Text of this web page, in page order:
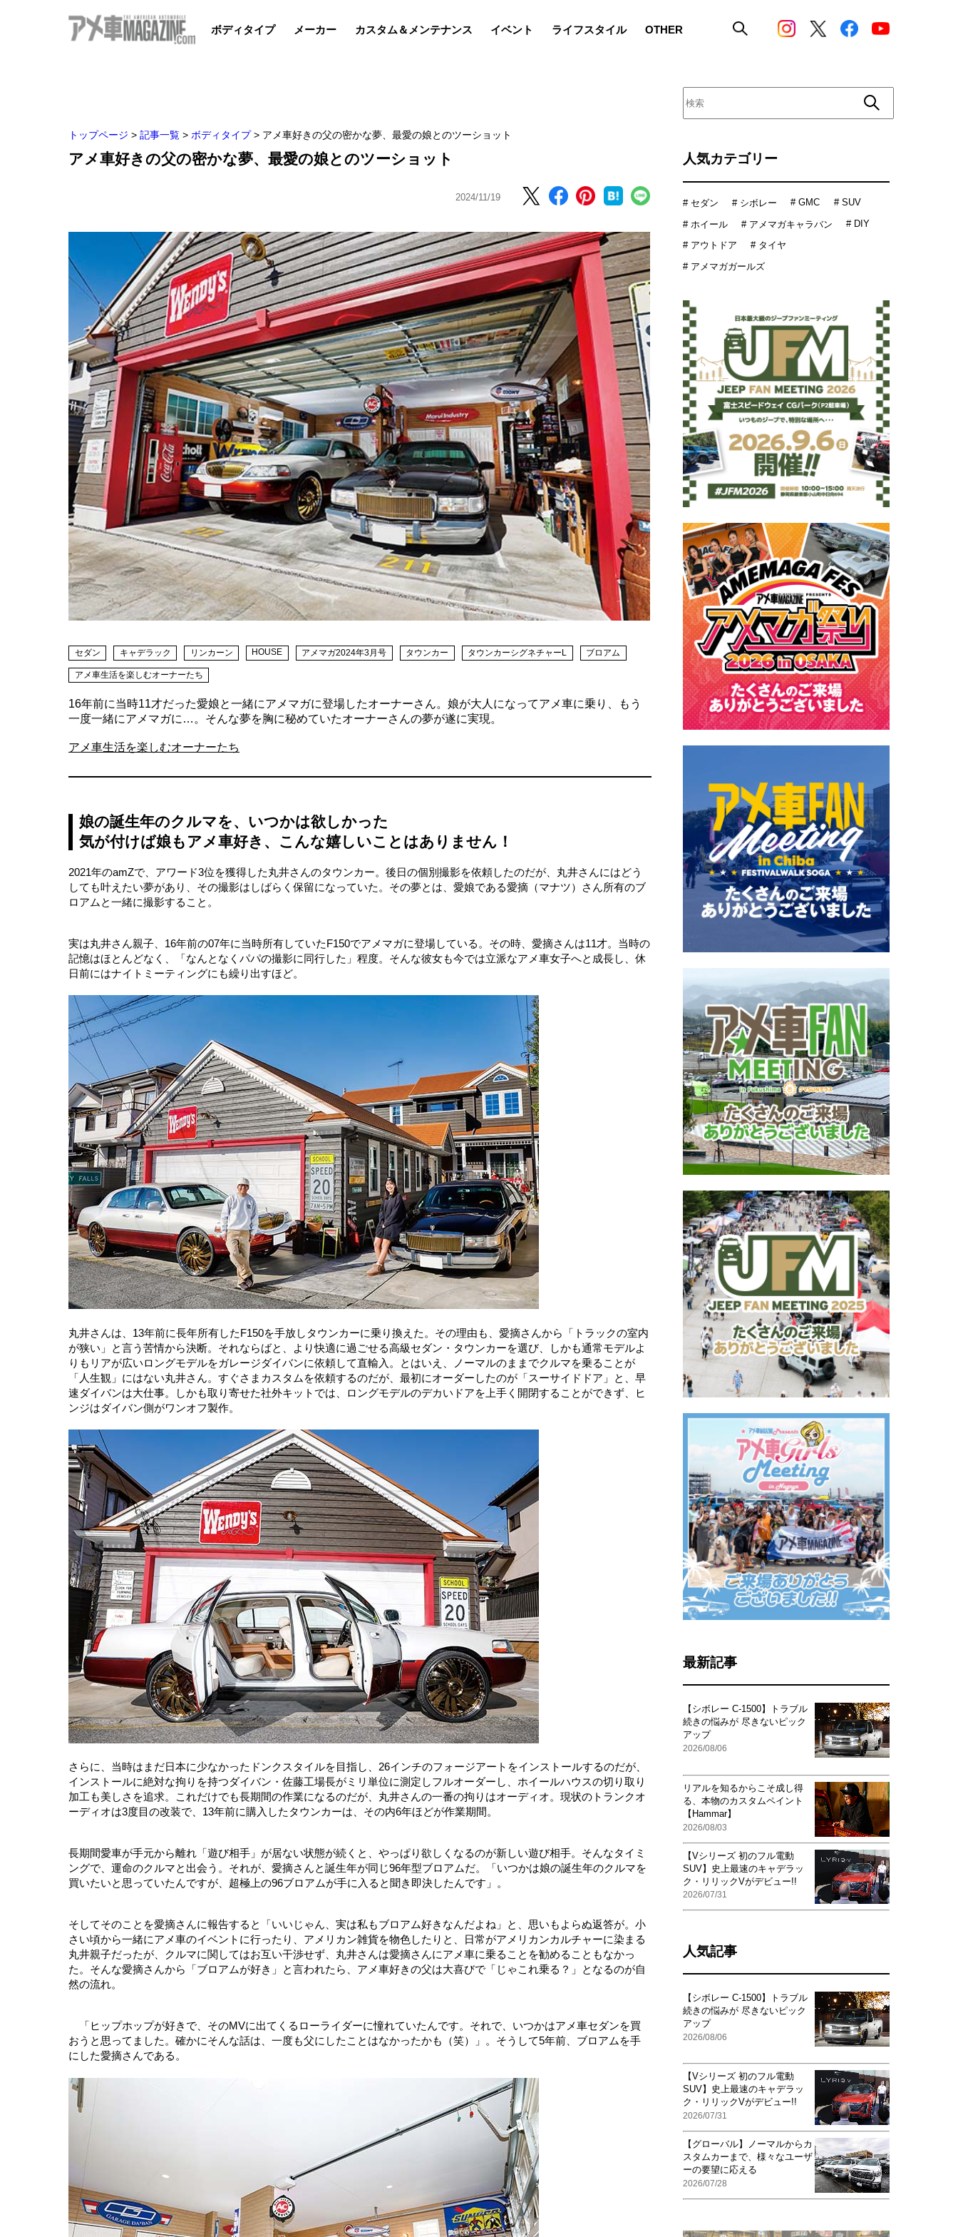
ボディタイプ メーカー カスタム＆メンテナンス イベント ライフスタイル OTHER
トップページ > 記事一覧 > ボディタイプ > アメ車好きの父の密かな夢、最愛の娘とのツーショット
アメ車好きの父の密かな夢、最愛の娘とのツーショット
2024/11/19
セダン キャデラック リンカーン HOUSE アメマガ2024年3月号 タウンカー タウンカーシグネチャーL ブロアム
アメ車生活を楽しむオーナーたち
16年前に当時11才だった愛娘と一緒にアメマガに登場したオーナーさん。娘が大人になってアメ車に乗り、もう
一度一緒にアメマガに…。そんな夢を胸に秘めていたオーナーさんの夢が遂に実現。
アメ車生活を楽しむオーナーたち
娘の誕生年のクルマを、いつかは欲しかった
気が付けば娘もアメ車好き、こんな嬉しいことはありません！
2021年のamZで、アワード3位を獲得した丸井さんのタウンカー。後日の個別撮影を依頼したのだが、丸井さんにはどう
しても叶えたい夢があり、その撮影はしばらく保留になっていた。その夢とは、愛娘である愛摘（マナツ）さん所有のブ
ロアムと一緒に撮影すること。
実は丸井さん親子、16年前の07年に当時所有していたF150でアメマガに登場している。その時、愛摘さんは11才。当時の
記憶はほとんどなく、「なんとなくパパの撮影に同行した」程度。そんな彼女も今では立派なアメ車女子へと成長し、休
日前にはナイトミーティングにも繰り出すほど。
丸井さんは、13年前に長年所有したF150を手放しタウンカーに乗り換えた。その理由も、愛摘さんから「トラックの室内
が狭い」と言う苦情から決断。それならばと、より快適に過ごせる高級セダン・タウンカーを選び、しかも通常モデルよ
りもリアが広いロングモデルをガレージダイバンに依頼して直輸入。とはいえ、ノーマルのままでクルマを乗ることが
「人生観」にはない丸井さん。すぐさまカスタムを依頼するのだが、最初にオーダーしたのが「スーサイドドア」と、早
速ダイバンは大仕事。しかも取り寄せた社外キットでは、ロングモデルのデカいドアを上手く開閉することができず、ヒ
ンジはダイバン側がワンオフ製作。
さらに、当時はまだ日本に少なかったドンクスタイルを目指し、26インチのフォージアートをインストールするのだが、
インストールに絶対な拘りを持つダイバン・佐藤工場長がミリ単位に測定しフルオーダーし、ホイールハウスの切り取り
加工も美しさを追求。これだけでも長期間の作業になるのだが、丸井さんの一番の拘りはオーディオ。現状のトランクオ
ーディオは3度目の改装で、13年前に購入したタウンカーは、その内6年ほどが作業期間。
長期間愛車が手元から離れ「遊び相手」が居ない状態が続くと、やっぱり欲しくなるのが新しい遊び相手。そんなタイミ
ングで、運命のクルマと出会う。それが、愛摘さんと誕生年が同じ96年型ブロアムだ。「いつかは娘の誕生年のクルマを
買いたいと思っていたんですが、超極上の96ブロアムが手に入ると聞き即決したんです」。
そしてそのことを愛摘さんに報告すると「いいじゃん、実は私もブロアム好きなんだよね」と、思いもよらぬ返答が。小
さい頃から一緒にアメ車のイベントに行ったり、アメリカン雑貨を物色したりと、日常がアメリカンカルチャーに染まる
丸井親子だったが、クルマに関してはお互い干渉せず、丸井さんは愛摘さんにアメ車に乗ることを勧めることもなかっ
た。そんな愛摘さんから「ブロアムが好き」と言われたら、アメ車好きの父は大喜びで「じゃこれ乗る？」となるのが自
然の流れ。
「ヒップホップが好きで、そのMVに出てくるローライダーに憧れていたんです。それで、いつかはアメ車セダンを買
おうと思ってました。確かにそんな話は、一度も父にしたことはなかったかも（笑）」。そうして5年前、ブロアムを手
にした愛摘さんである。
人気カテゴリー
# セダン # シボレー # GMC # SUV
# ホイール # アメマガキャラバン # DIY
# アウトドア
# タイヤ
# アメマガガールズ
最新記事
【シボレー C-1500】トラブル
続きの悩みが 尽きないピック
アップ
2026/08/06
リアルを知るからこそ成し得
る、本物のカスタムペイント
【Hammar】
2026/08/03
【Vシリーズ 初のフル電動
SUV】史上最速のキャデラッ
ク・リリックVがデビュー!!
2026/07/31
人気記事
【シボレー C-1500】トラブル
続きの悩みが 尽きないピック
アップ
2026/08/06
【Vシリーズ 初のフル電動
SUV】史上最速のキャデラッ
ク・リリックVがデビュー!!
2026/07/31
【グローバル】ノーマルからカ
スタムカーまで、様々なユーザ
ーの要望に応える
2026/07/28